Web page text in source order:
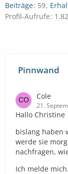
Beiträge 59
Profil-Aufrufe
Pinnwand
Cole
21.
Hallo Christine
bislang haben
werde sie
nachfragen,
Ich melde mich.